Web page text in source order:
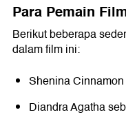
Para Pemain
Berikut beberapa
dalam film ini:
Shenina
Diandra Agatha